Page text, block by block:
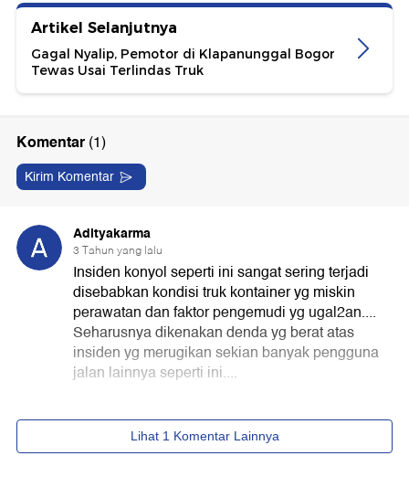
Artikel Selanjutnya
Gagal Nyalip, Pemotor di Klapanunggal Bogor
Tewas Usai Terlindas Truk